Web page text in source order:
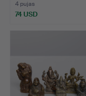
4 pujas
74 USD